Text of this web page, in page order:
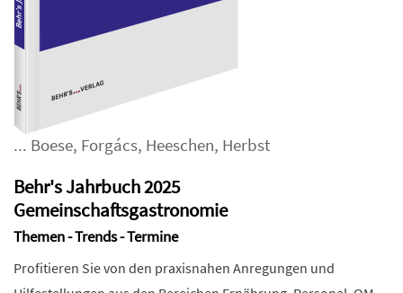
... Boese, Forgács, Heeschen, Herbst
Behr's Jahrbuch 2025
Gemeinschaftsgastronomie
Themen - Trends - Termine
Profitieren Sie von den praxisnahen Anregungen und